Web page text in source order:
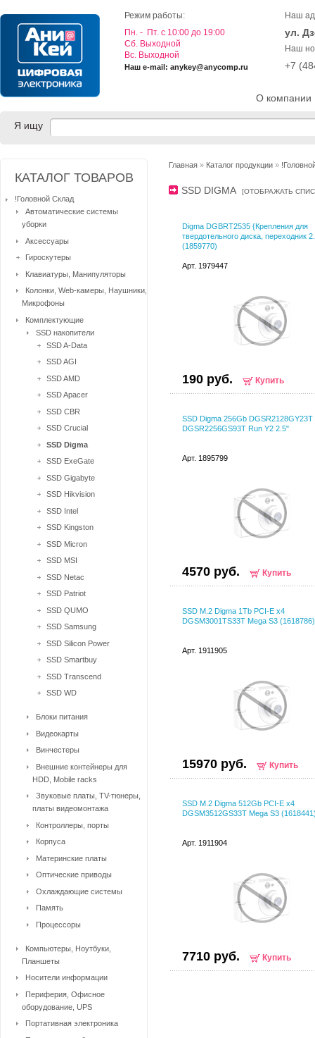
О компании
Режим работы:
Пн. - Пт. с 10:00 до 19:00
Cб. Выходной
Вс. Выходной
Наш e-mail: anykey@anycomp.ru
Наш
ул.
Наш
+7
Я ищу
Главная » Каталог продукции »
SSD DIGMA [ОТОБРАЖАТЬ
Digma DGBRT2535 {Крепления для
твердотельного диска, переходник
(1859770)
Арт. 1979447
190 руб. Купить
SSD Digma 256Gb DGSR2128GY23T
DGSR2256GS93T Run Y2 2.5"
Арт. 1895799
4570 руб. Купить
SSD M.2 Digma 1Tb PCI-E x4
DGSM3001TS33T Mega S3 (1618786)
Арт. 1911905
15970 руб. Купить
SSD M.2 Digma 512Gb PCI-E x4
DGSM3512GS33T Mega S3
Арт. 1911904
7710 руб. Купить
КАТАЛОГ ТОВАРОВ
!Головной Склад
Автоматические системы
уборки
Аксессуары
Гироскутеры
Клавиатуры, Манипуляторы
Колонки, Web-камеры, Наушники,
Микрофоны
Комплектующие
SSD накопители
SSD A-Data
SSD AGI
SSD AMD
SSD Apacer
SSD CBR
SSD Crucial
SSD Digma
SSD ExeGate
SSD Gigabyte
SSD Hikvision
SSD Intel
SSD Kingston
SSD Micron
SSD MSI
SSD Netac
SSD Patriot
SSD QUMO
SSD Samsung
SSD Silicon Power
SSD Smartbuy
SSD Transcend
SSD WD
Блоки питания
Видеокарты
Винчестеры
Внешние контейнеры для
HDD, Mobile racks
Звуковые платы, TV-тюнеры,
платы видеомонтажа
Контроллеры, порты
Корпуса
Материнские платы
Оптические приводы
Охлаждающие системы
Память
Процессоры
Компьютеры, Ноутбуки,
Планшеты
Носители информации
Периферия, Офисное
оборудование, UPS
Портативная электроника